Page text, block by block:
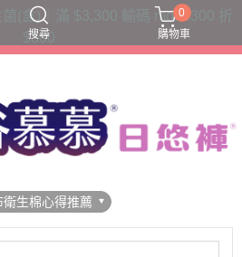
搜尋
衛生棉吸收量 夜用款
0
購物車
衛生棉心得推薦
(盒)｜滿 $3,300 輸碼 moon300 折
$300